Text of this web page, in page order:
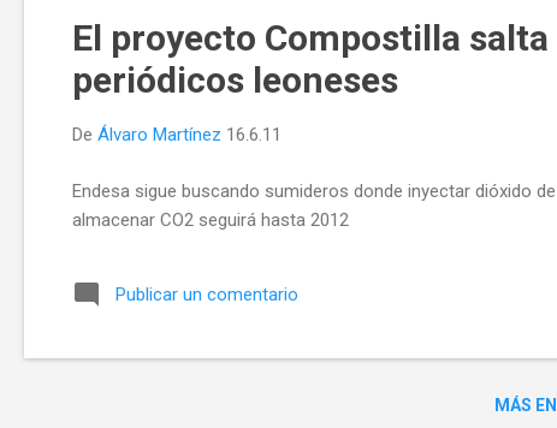
El proyecto Compostilla
periódicos leoneses
De Álvaro Martínez 16.6.11
Endesa sigue buscando sumideros donde inyectar dióxido
almacenar CO2 seguirá hasta 2012
Publicar un comentario
MÁS